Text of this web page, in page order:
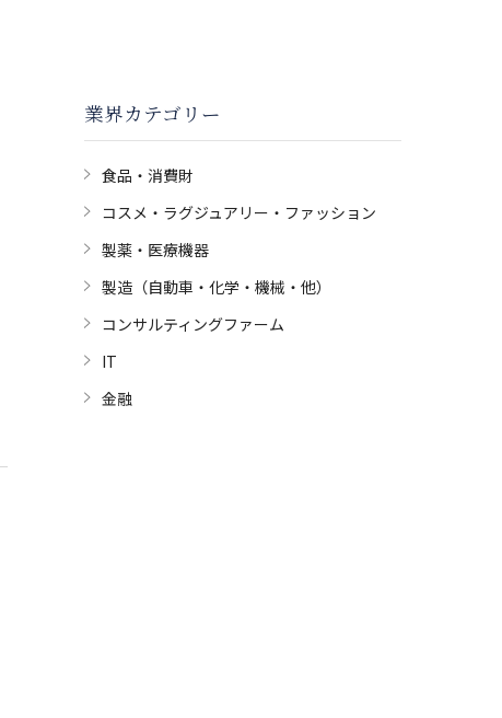
業界カテゴリー
食品・消費財
コスメ・ラグジュアリー・ファッション
製薬・医療機器
製造（自動車・化学・機械・他）
コンサルティングファーム
IT
金融